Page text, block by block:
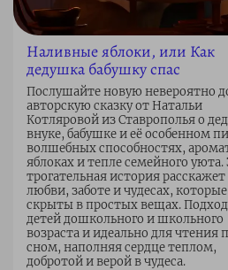
Наливные яблоки, или Как
дедушка бабушку спас
Послушайте новую невероятно
авторскую сказку от Натальи
Котляровой из Ставрополья о
внуке, бабушке и её особенном
волшебных способностях,
яблоках и тепле семейного уюта.
трогательная история расскажет
любви, заботе и чудесах, которые
скрыты в простых вещах.
детей дошкольного и школьного
возраста и идеально для чтения
сном, наполняя сердце теплом,
добротой и верой в чудеса.